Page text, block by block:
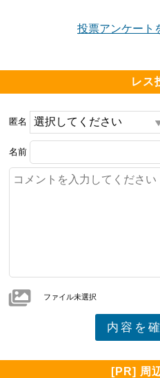
投票アンケート
レス
匿名
名前
ファイル未選択
[PR] 周